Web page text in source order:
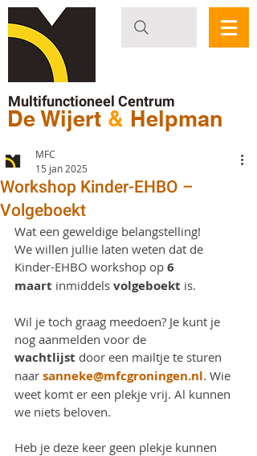
Multifunctioneel Centrum
De Wijert & Helpman
Workshop Kinder-EHBO –
Volgeboekt
MFC
15 jan 2025
Wat een geweldige belangstelling!
We willen jullie laten weten dat de
Kinder-EHBO workshop op 6
maart inmiddels volgeboekt is.
Wil je toch graag meedoen? Je kunt je
nog aanmelden voor de
wachtlijst door een mailtje te sturen
naar sanneke@mfcgroningen.nl. Wie
weet komt er een plekje vrij. Al kunnen
we niets beloven.
Heb je deze keer geen plekje kunnen